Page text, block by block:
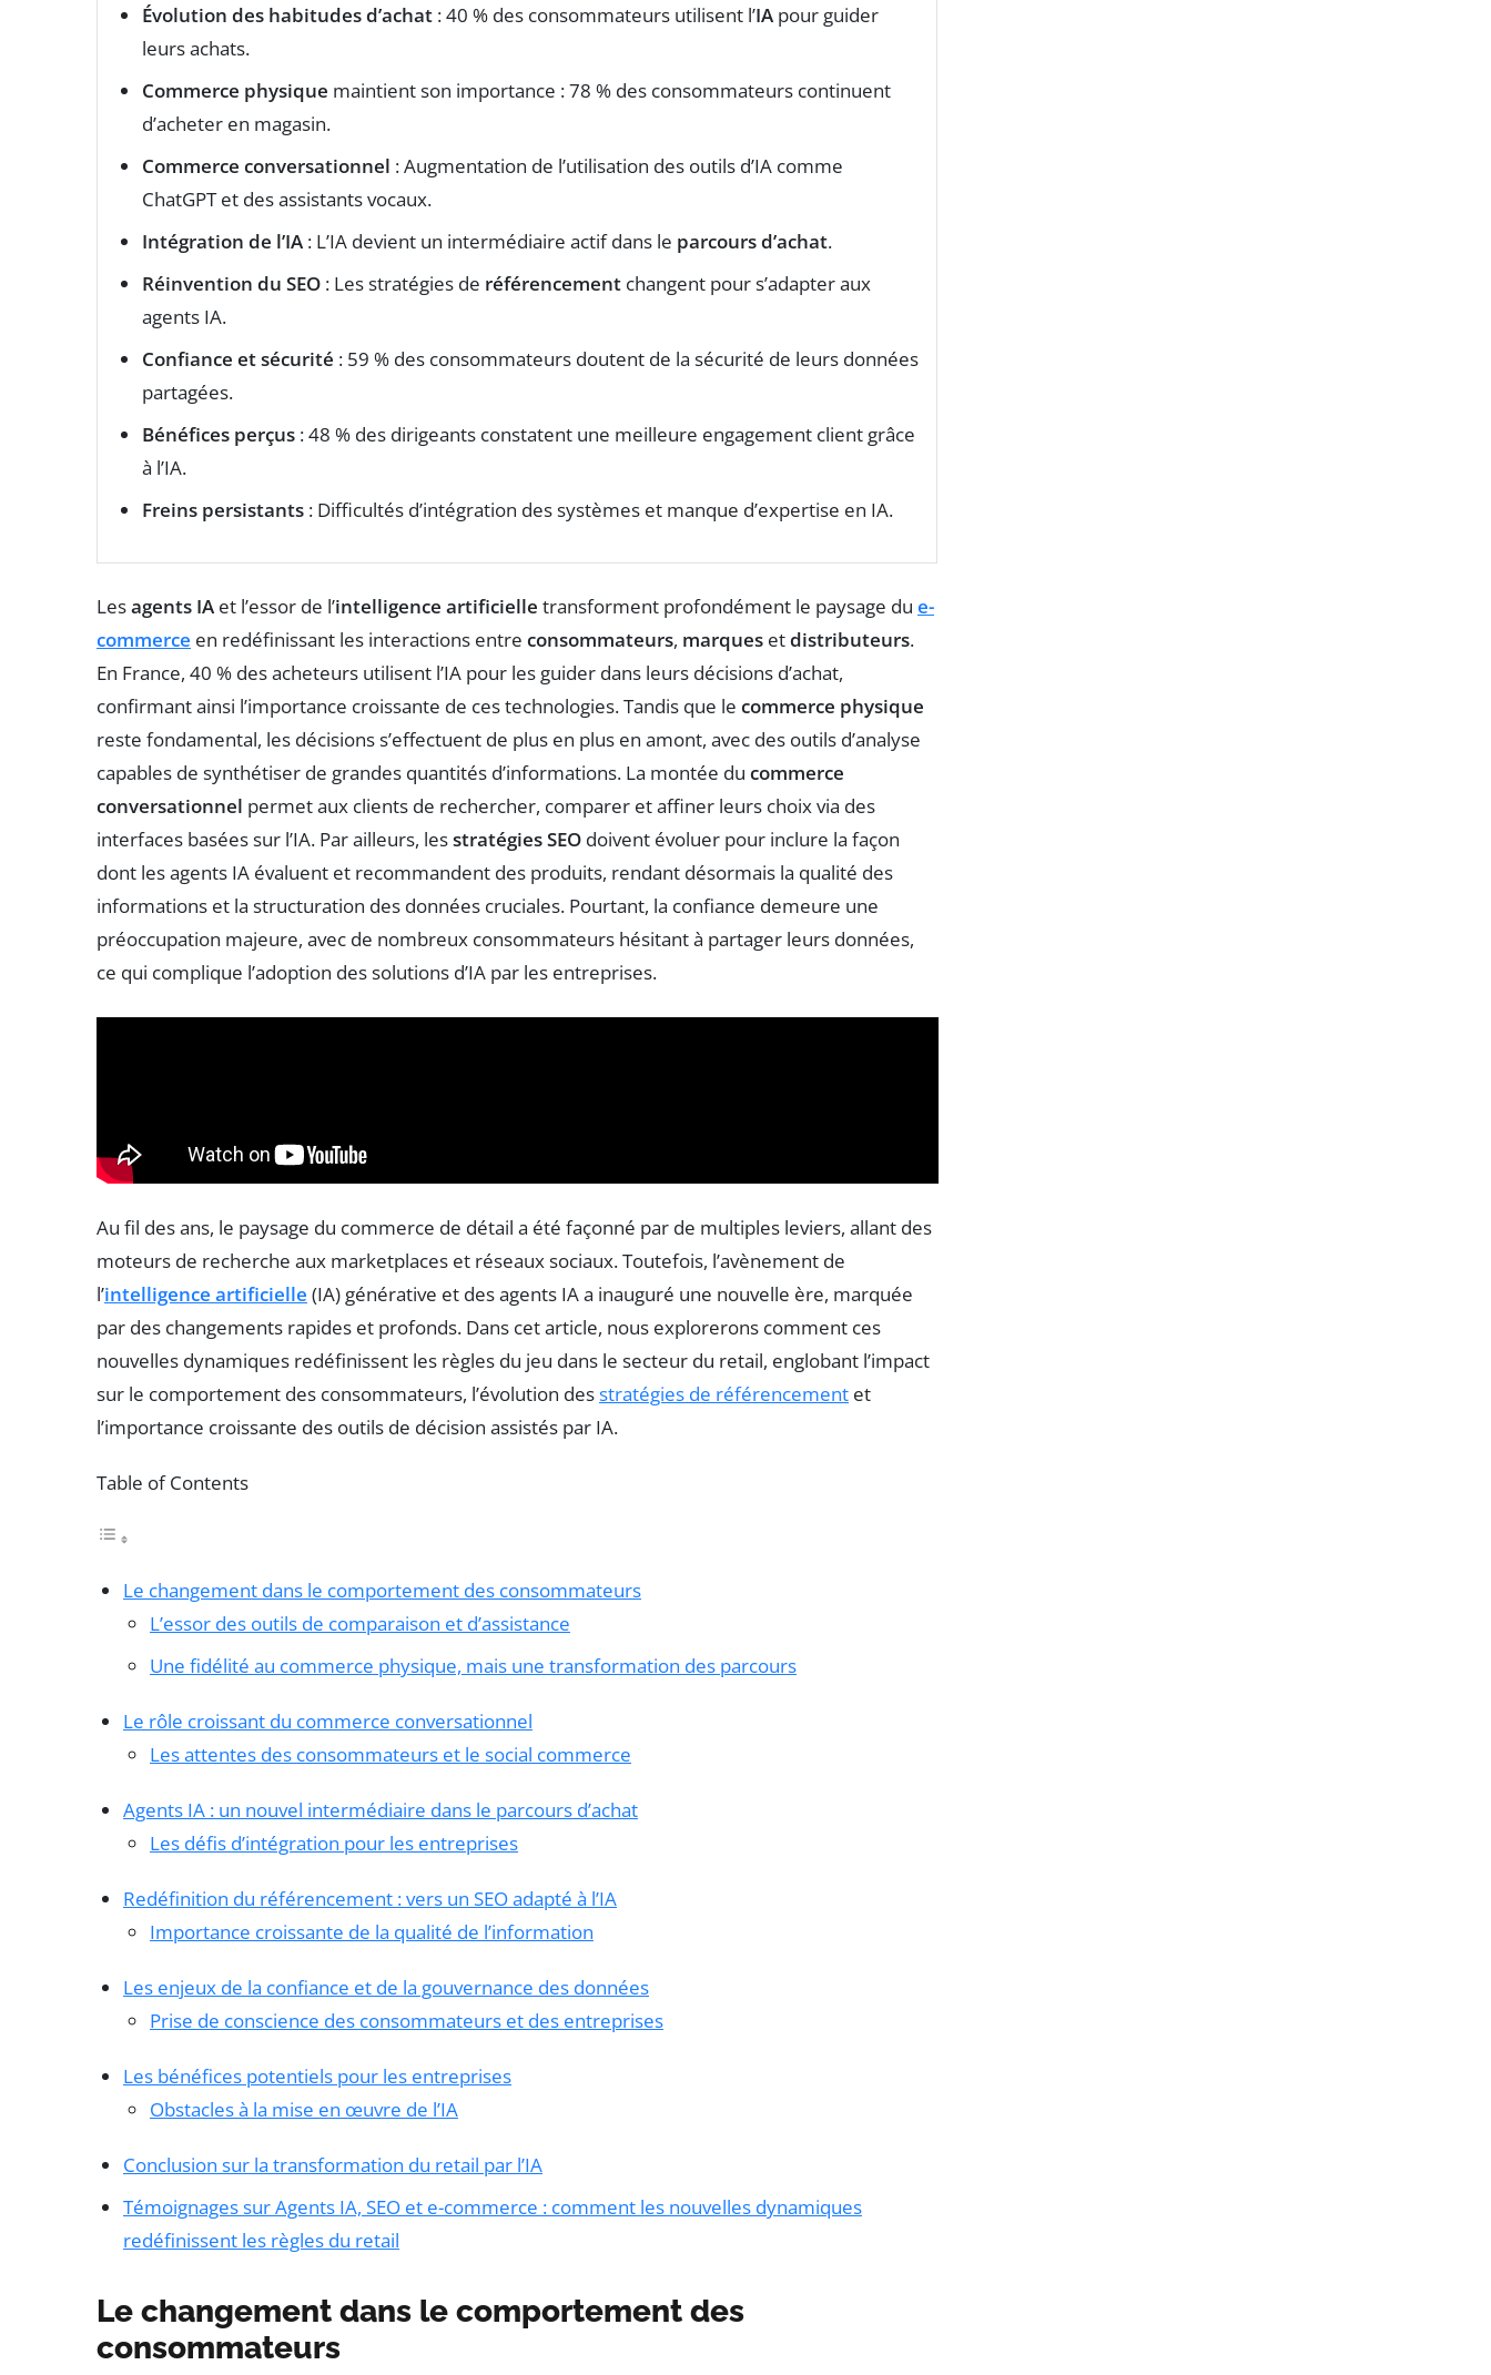
Évolution des habitudes d’achat : 40 % des consommateurs utilisent l’IA pour guider
leurs achats.
Commerce physique maintient son importance : 78 % des consommateurs continuent
d’acheter en magasin.
Commerce conversationnel : Augmentation de l’utilisation des outils d’IA comme
ChatGPT et des assistants vocaux.
Intégration de l’IA : L’IA devient un intermédiaire actif dans le parcours d’achat.
Réinvention du SEO : Les stratégies de référencement changent pour s’adapter aux
agents IA.
Confiance et sécurité : 59 % des consommateurs doutent de la sécurité de leurs données
partagées.
Bénéfices perçus : 48 % des dirigeants constatent une meilleure engagement client grâce
à l’IA.
Freins persistants : Difficultés d’intégration des systèmes et manque d’expertise en IA.
Lesagents IA et l’essor de l’intelligence artificielle transforment profondément le paysage du e-
commerce en redéfinissant les interactions entre consommateurs, marques etdistributeurs.
En France, 40 % des acheteurs utilisent l’IA pour les guider dans leurs décisions d’achat,
confirmant ainsi l’importance croissante de ces technologies. Tandis que le commerce physique
reste fondamental, les décisions s’effectuent de plus en plus en amont, avec des outils d’analyse
capables de synthétiser de grandes quantités d’informations. La montée du commerce
conversationnel permet aux clients de rechercher, comparer et affiner leurs choix via des
interfaces basées sur l’IA. Par ailleurs, lesstratégies SEO doivent évoluer pour inclure la façon
dont les agents IA évaluent et recommandent des produits, rendant désormais la qualité des
informations et la structuration des données cruciales. Pourtant, la confiance demeure une
préoccupation majeure, avec de nombreux consommateurs hésitant à partager leurs données,
ce qui complique l’adoption des solutions d’IA par les entreprises.
Au fil des ans, le paysage du commerce de détail a été façonné par de multiples leviers, allant des
moteurs de recherche aux marketplaces et réseaux sociaux. Toutefois, l’avènement de
l’intelligence artificielle (IA) générative et des agents IA a inauguré une nouvelle ère, marquée
par des changements rapides et profonds. Dans cet article, nous explorerons comment ces
nouvelles dynamiques redéfinissent les règles du jeu dans le secteur du retail, englobant l’impact
sur le comportement des consommateurs, l’évolution desstratégies de référencement et
l’importance croissante des outils de décision assistés par IA.
Table of Contents
Le changement dans le comportement des consommateurs
L’essor des outils de comparaison et d’assistance
Une fidélité au commerce physique, mais une transformation des parcours
Le rôle croissant du commerce conversationnel
Les attentes des consommateurs et le social commerce
Agents IA : un nouvel intermédiaire dans le parcours d’achat
Les défis d’intégration pour les entreprises
Redéfinition du référencement : vers un SEO adapté à l’IA
Importance croissante de la qualité de l’information
Les enjeux de la confiance et de la gouvernance des données
Prise de conscience des consommateurs et des entreprises
Les bénéfices potentiels pour les entreprises
Obstacles à la mise en œuvre de l’IA
Conclusion sur la transformation du retail par l’IA
Témoignages sur Agents IA, SEO et e-commerce : comment les nouvelles dynamiques
redéfinissent les règles du retail
Le changement dans le comportement des
consommateurs